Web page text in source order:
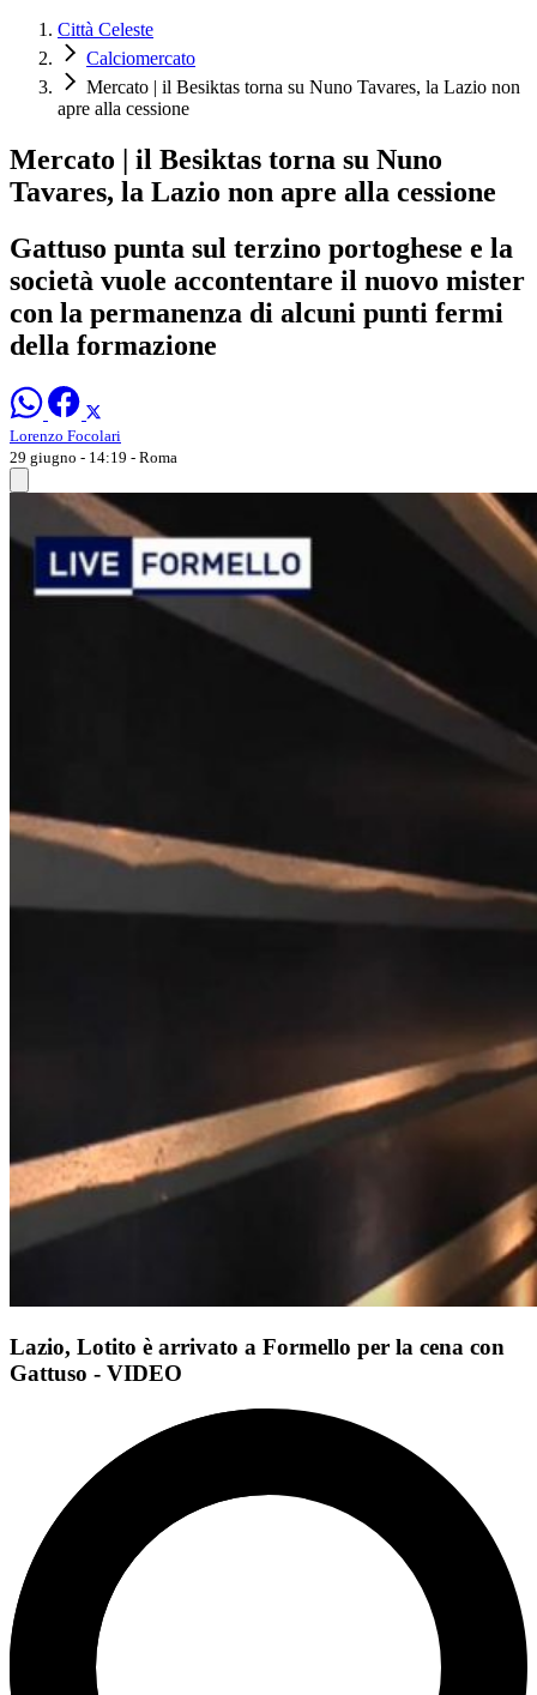
Città Celeste
Calciomercato
Mercato | il Besiktas torna su Nuno Tavares, la Lazio non
apre alla cessione
Mercato | il Besiktas torna su Nuno
Tavares, la Lazio non apre alla cessione
Gattuso punta sul terzino portoghese e la
società vuole accontentare il nuovo mister
con la permanenza di alcuni punti fermi
della formazione
Lorenzo Focolari
29 giugno - 14:19 - Roma
Lazio, Lotito è arrivato a Formello per la cena con
Gattuso - VIDEO